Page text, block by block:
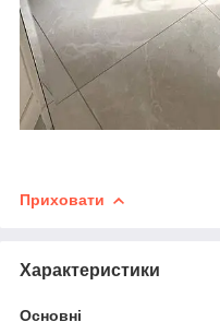
Приховати
Характеристики
Основні